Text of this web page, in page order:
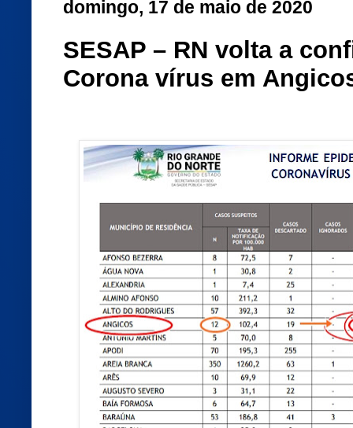
domingo, 17 de maio de 2020
SESAP – RN volta a
Corona vírus em